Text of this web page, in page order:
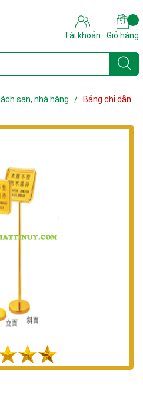
Tài khoản Giỏ hàng
sạn, nhà hàng /
Bảng chỉ dẫn